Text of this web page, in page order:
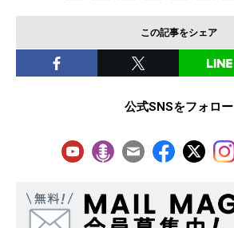
この記事をシェア
公式SNSをフォロー